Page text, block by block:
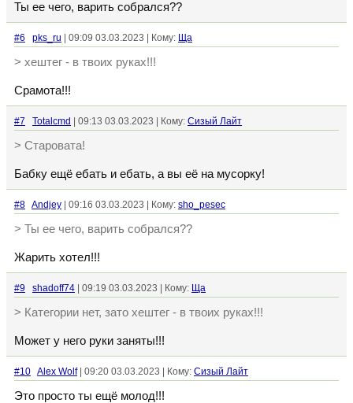
Ты ее чего, варить собрался??
#6 pks_ru | 09:09 03.03.2023 | Кому: Ща
> хештег - в твоих руках!!!
Срамота!!!
#7 Totalcmd | 09:13 03.03.2023 | Кому: Сизый Лайт
> Старовата!
Бабку ещё ебать и ебать, а вы еë на мусорку!
#8 Andjey | 09:16 03.03.2023 | Кому: sho_pesec
> Ты ее чего, варить собрался??
Жарить хотел!!!
#9 shadoff74 | 09:19 03.03.2023 | Кому: Ща
> Категории нет, зато хештег - в твоих руках!!!
Может у него руки заняты!!!
#10 Alex Wolf| 09:20 03.03.2023 | Кому: Сизый Лайт
Это просто ты ещё молод!!!